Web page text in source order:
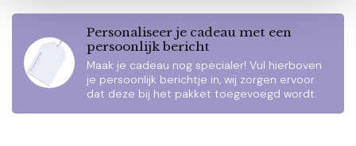
Personaliseer je cadeau met een
persoonlijk bericht
Maak je cadeau nog specialer! Vul hierboven
je persoonlijk berichtje in, wij zorgen ervoor
dat deze bij het pakket toegevoegd wordt.